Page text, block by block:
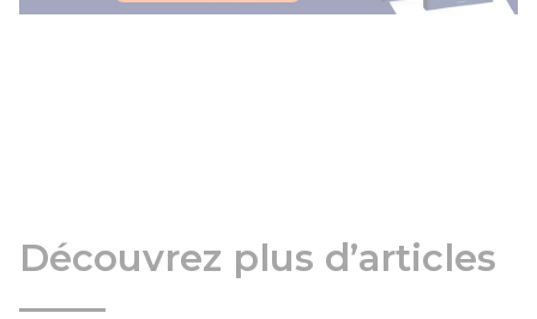
Découvrez plus d’articles